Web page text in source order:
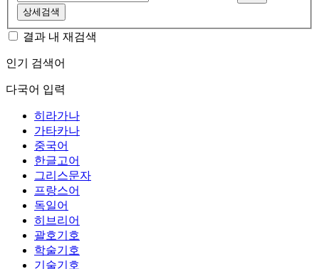
상세검색
결과 내 재검색
인기 검색어
다국어 입력
히라가나
가타카나
중국어
한글고어
그리스문자
프랑스어
독일어
히브리어
괄호기호
학술기호
기술기호